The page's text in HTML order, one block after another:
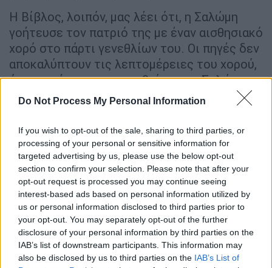
Do Not Process My Personal Information
If you wish to opt-out of the sale, sharing to third parties, or
processing of your personal or sensitive information for
targeted advertising by us, please use the below opt-out
section to confirm your selection. Please note that after your
opt-out request is processed you may continue seeing
interest-based ads based on personal information utilized by
us or personal information disclosed to third parties prior to
your opt-out. You may separately opt-out of the further
disclosure of your personal information by third parties on the
IAB’s list of downstream participants. This information may
also be disclosed by us to third parties on the IAB’s List of
Η Βίβλος, λοιπόν, μας λέει ότι, η Σαλώμη
γοήτευσε τον πατριό της με έναν αισθησιακό
χορό στο πάρτι γενεθλίων του. Οι πηγές δεν
αποκαλύπτουν τις λεπτομέρειες του χορού,
όμως αφήνουν να εννοηθεί, πως η Σαλώμη
λικνίστηκε τόσο ερωτικά και διεγερτικά,
να ανταμείψει τη Σαλώμη με οτιδήποτε του
ζητούσε· μέχρι το μισό του βασίλειό, γράφει
η Βίβλος. Η Σαλώμη δεν επιθυμούσε
βασίλεια, δόξα και εξουσία, απλά ήθελε το
κεφάλι του Ιωάννη του
Βαπτιστή. Παγιδευμένος από την υπόσχεσή
του, ο Ηρώδης- απρόθυμα, όπως έχει
γραφτεί- διέταξε να αποκεφαλίσουν τον
Ιωάννη.